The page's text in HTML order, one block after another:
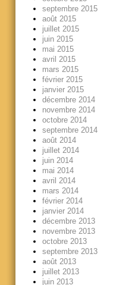
septembre 2015
août 2015
juillet 2015
juin 2015
mai 2015
avril 2015
mars 2015
février 2015
janvier 2015
décembre 2014
novembre 2014
octobre 2014
septembre 2014
août 2014
juillet 2014
juin 2014
mai 2014
avril 2014
mars 2014
février 2014
janvier 2014
décembre 2013
novembre 2013
octobre 2013
septembre 2013
août 2013
juillet 2013
juin 2013